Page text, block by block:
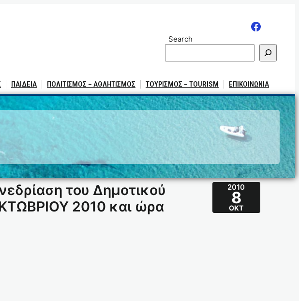
Search
ΠΑΙΔΕΙΑ ΠΟΛΙΤΙΣΜΟΣ – ΑΘΛΗΤΙΣΜΟΣ ΤΟΥΡΙΣΜΟΣ – TOURISM ΕΠΙΚΟΙΝΩΝΙΑ
του Δημοτικού
2010 και ώρα
2010
8
ΟΚΤ